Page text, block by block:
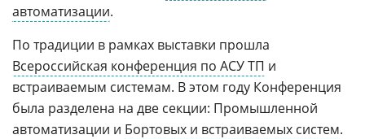
автоматизации.
По традиции в рамках выставки прошла
Всероссийская конференция по АСУ ТП и
встраиваемым системам. В этом году Конференция
была разделена на две секции: Промышленной
автоматизации и Бортовых и встраиваемых систем.